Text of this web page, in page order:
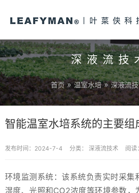
深液流技
首页 »温室水培»深液流
智能温室水培系统的主要组
发布时间：2024-7-4 分类： 深液流技术 阅
环境监测系统：该系统负责实时采集
湿度、光照和CO2浓度等环境参数，